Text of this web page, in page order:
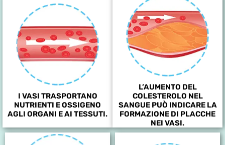
I VASI TRASPORTANO
NUTRIENTI E OSSIGENO
AGLI ORGANI E AI TESSUTI.
L’AUMENTO DEL
COLESTEROLO NEL
SANGUE PUÒ INDICARE LA
FORMAZIONE DI PLACCHE
NEI VASI.